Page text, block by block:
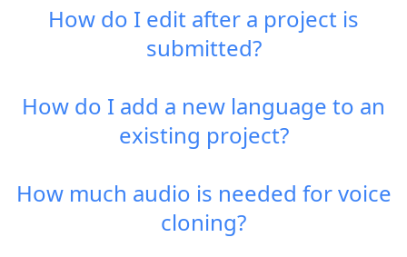
How do I edit after a project is
submitted?
How do I add a new language to an
existing project?
How much audio is needed for voice
cloning?